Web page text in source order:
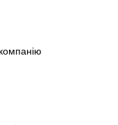
компанію